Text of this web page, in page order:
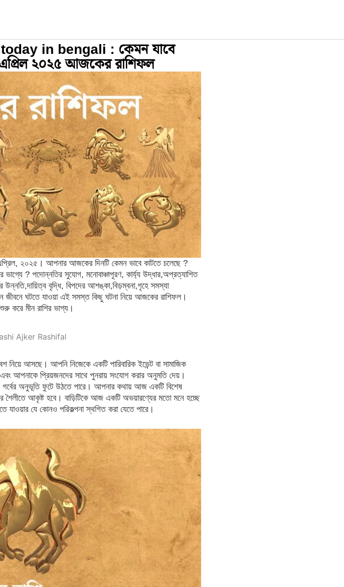
in bengali : কেমন যাবে
২০২৫ আজকের রাশিফল
২০২৫। আপনার আজকের দিনটি কেমন ভাবে কাটতে চলেছে ?
? পদোন্নতির সুযোগ, মনোবাঞ্চাপূরণ, কার্য্য উদ্ধার,অপ্রত্যাশিত
উন্নতি,দায়িত্ব বৃদ্ধি, বিপদের আশঙ্কা,বিড়ম্বনা,গৃহে সমস্যা
জীবনে ঘটতে যাওয়া এই সমস্ত কিছু ঘটনা নিয়ে আজকের রাশিফল।
করে মীন রাশির ভাগ্য।
আসছে। আপনি নিজেকে একটি পারিবারিক ইভেন্ট বা সামাজিক
আপনাকে প্রিয়জনদের সাথে পুনরায় সংযোগ করার অনুমতি দেয়।
গর্বের অনুভূতি ফুটে উঠতে পারে। আপনার কথায় আজ একটি বিশেষ
আকৃষ্ট হবে। বাড়িটিকে আজ একটি অভয়ারণ্যের মতো মনে হচ্ছে
যাওয়ার যে কোনও পরিকল্পনা স্থগিত করা যেতে পারে।